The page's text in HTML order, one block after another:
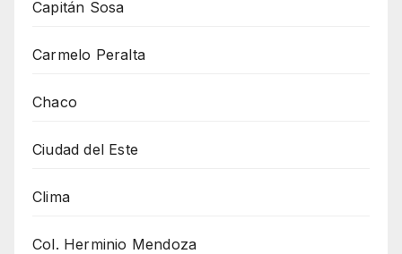
Capitán Sosa
Carmelo Peralta
Chaco
Ciudad del Este
Clima
Col. Herminio Mendoza